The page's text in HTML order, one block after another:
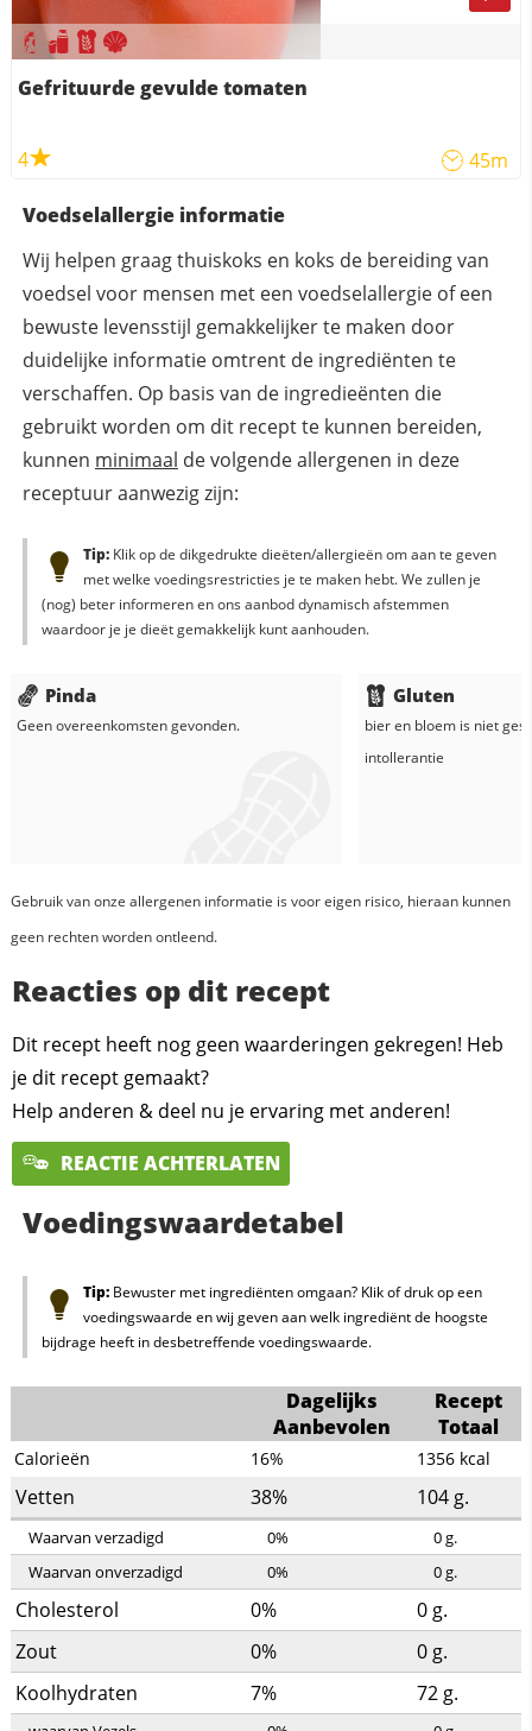
Gefrituurde gevulde tomaten
4 45m
Voedselallergie informatie
Wij helpen graag thuiskoks en koks de bereiding van
voedsel voor mensen met een voedselallergie of een
bewuste levensstijl gemakkelijker te maken door
duidelijke informatie omtrent de ingrediënten te
verschaffen. Op basis van de ingredieënten die
gebruikt worden om dit recept te kunnen bereiden,
kunnen minimaal de volgende allergenen in deze
receptuur aanwezig zijn:
Tip:Klik op de dikgedrukte dieëten/allergieën om aan te geven
met welke voedingsrestricties je te maken hebt. We zullen je
(nog) beter informeren en ons aanbod dynamisch afstemmen
waardoor je je dieët gemakkelijk kunt aanhouden.
Pinda
Geen overeenkomsten gevonden.
Gluten
bieren bloemis niet
intollerantie
Gebruik van onze allergenen informatie is voor eigen risico, hieraan kunnen
geen rechten worden ontleend.
Reacties op dit recept
Dit recept heeft nog geen waarderingen gekregen! Heb
je dit recept gemaakt?
Help anderen & deel nu je ervaring met anderen!
REACTIE ACHTERLATEN
Voedingswaardetabel
Tip:Bewuster met ingrediënten omgaan? Klik of druk op een
voedingswaarde en wij geven aan welk ingrediënt de hoogste
bijdrage heeft in desbetreffende voedingswaarde.
Dagelijks
Aanbevolen
Recept
Totaal
Calorieën 16% 1356 kcal
Vetten 38% 104 g.
Waarvan verzadigd 0% 0g.
Waarvan onverzadigd
0% 0g.
Cholesterol 0% 0 g.
Zout
0% 0 g.
Koolhydraten
7% 72 g.